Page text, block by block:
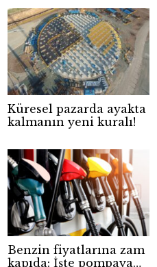
Küresel pazarda ayakta
kalmanın yeni kuralı!
Benzin fiyatlarına zam
kapıda: İşte pompaya